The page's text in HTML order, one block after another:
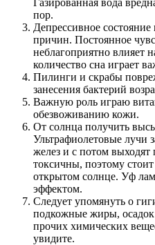
пор.
Депрессивное
причин. Постоянное
неблагоприятно влияет
количество сна играет
Пилинги и скрабы
занесения бактерий
Важную роль играю
обезвоживанию кожи.
От солнца получить
Ультрафиолетовые лучи
желез и с потом
токсичны, поэтому
открытом солнце. Уф
эффектом.
Следует упомянуть о
подкожные жиры,
прочих химических
увидите.